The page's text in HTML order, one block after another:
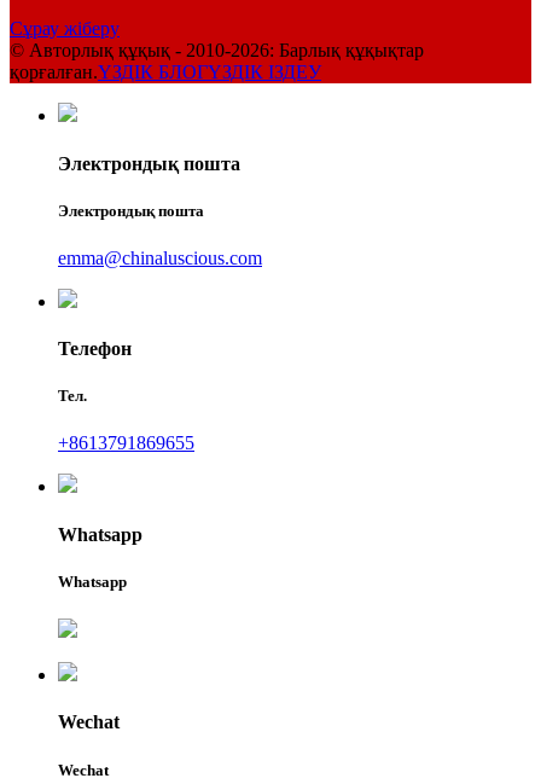
Сұрау жіберу
© Авторлық құқық - 2010-2026: Барлық құқықтар
қорғалған.ҮЗДІК БЛОГҮЗДІК ІЗДЕУ
Электрондық пошта
Электрондық пошта
emma@chinaluscious.com
Телефон
Тел.
+8613791869655
Whatsapp
Whatsapp
Wechat
Wechat